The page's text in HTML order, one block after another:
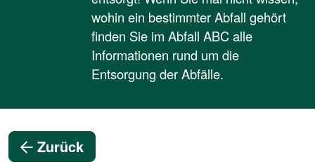
wohin ein bestimmter Abfall gehört
finden Sie im Abfall ABC alle
Informationen rund um die
Entsorgung der Abfälle.
Zurück